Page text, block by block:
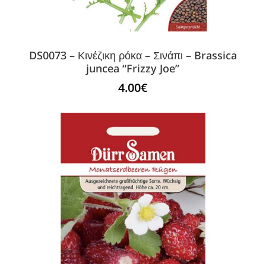
DS0073 – Κινέζικη ρόκα – Σινάπι – Brassica
juncea “Frizzy Joe”
4.00€